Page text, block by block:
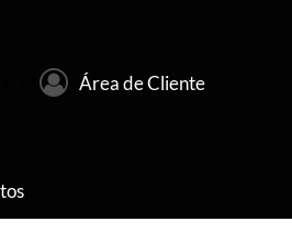
Área de Cliente